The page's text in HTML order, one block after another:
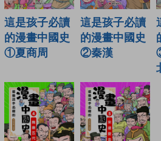
這是孩子必讀
的漫畫中國史
①夏商周
這是孩子必讀
的漫畫中國史
②秦漢